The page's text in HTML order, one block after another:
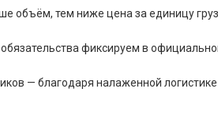
объём, тем ниже цена за единицу
фиксируем в
— благодаря налаженной логистике